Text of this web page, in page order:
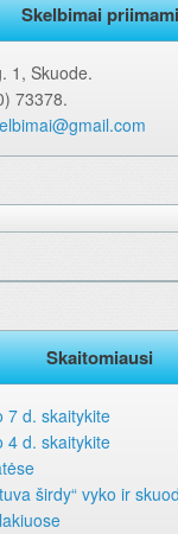
Skelbimai priimami
1, Skuode.
73378.
Skaitomiausi
7 d. skaitykite
4 d. skaitykite
širdy“ vyko ir